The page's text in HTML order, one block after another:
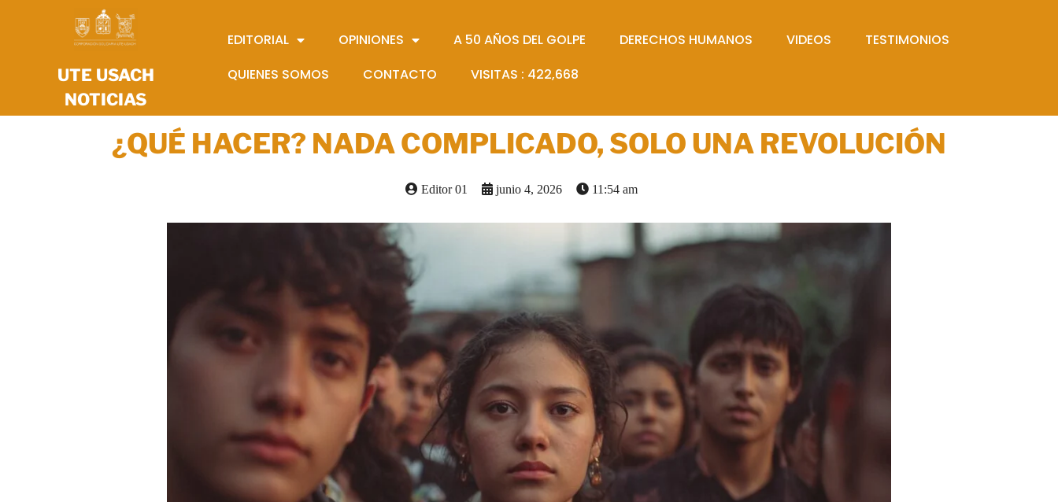
UTE USACH
NOTICIAS
EDITORIAL OPINIONES A 50 AÑOS DEL GOLPE DERECHOS HUMANOS VIDEOS
TESTIMONIOS
QUIENES SOMOS
CONTACTO VISITAS : 422,668
¿QUÉ HACER? NADA COMPLICADO, SOLO UNA REVOLUCIÓN
Editor 01 junio 4, 2026 11:54 am